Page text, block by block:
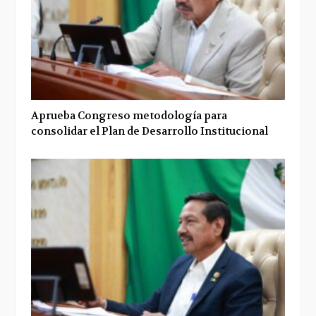
Aprueba Congreso metodología para
consolidar el Plan de Desarrollo Institucional